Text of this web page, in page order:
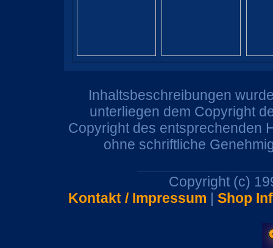
Inhaltsbeschreibungen
unterliegen dem Copyright
Copyright des entsprechenden
ohne schriftliche
Copyright (c)
Kontakt / Impressum | Shop